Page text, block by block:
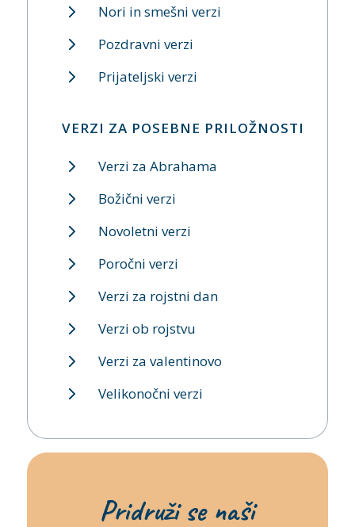
Nori in smešni verzi
Pozdravni verzi
Prijateljski verzi
VERZI ZA POSEBNE PRILOŽNOSTI
Verzi za Abrahama
Božični verzi
Novoletni verzi
Poročni verzi
Verzi za rojstni dan
Verzi ob rojstvu
Verzi za valentinovo
Velikonočni verzi
Pridruži se naši